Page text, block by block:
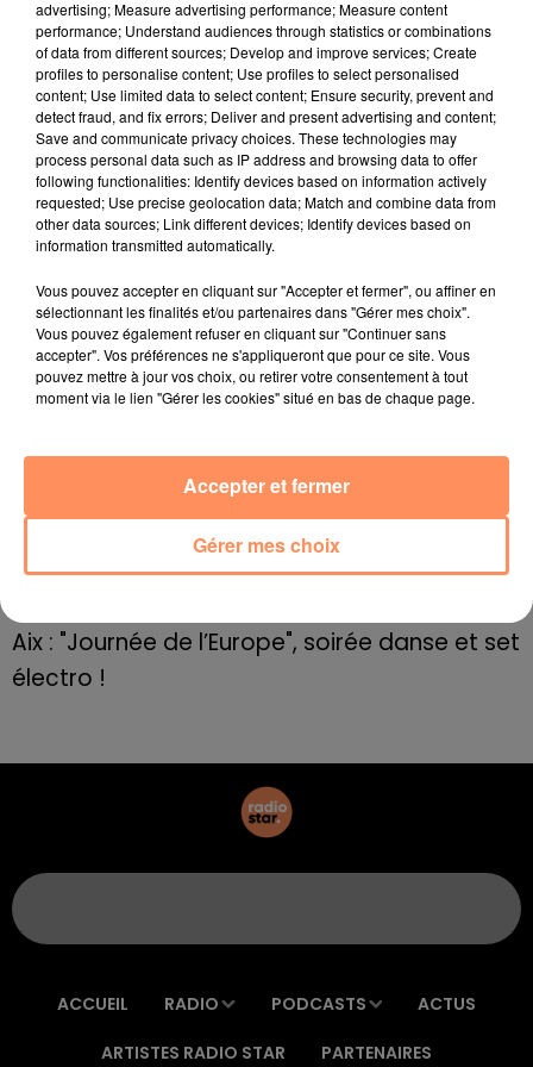
4 juillet 2022
Radio Star Live avec Dadju
27 juin 2022
Marseille : une application pour mettre en
relation extras et...
27 juin 2022
Le cocholed pour jouer à la pétanque
jusqu'au bout de la nuit !
10 mai 2022
Toulon : des quais électrifiés pour 2023 !
10 mai 2022
Cassis organise sa traditionnelle "Fête du vin"
8 mai 2022
Le rappeur marseillais Soprano invité de
E=M6
Aix : "Journée de l’Europe", soirée danse et set
électro !
ACCUEIL RADIO PODCASTS ACTUS
ARTISTES RADIO STAR PARTENAIRES
advertising; Measure advertising performance; Measure content
performance; Understand audiences through statistics or combinations
of data from different sources; Develop and improve services; Create
profiles to personalise content; Use profiles to select personalised
content; Use limited data to select content; Ensure security, prevent and
detect fraud, and fix errors; Deliver and present advertising and content;
Save and communicate privacy choices. These technologies may
process personal data such as IP address and browsing data to offer
following functionalities: Identify devices based on information actively
requested; Use precise geolocation data; Match and combine data from
other data sources; Link different devices; Identify devices based on
information transmitted automatically.
Vous pouvez accepter en cliquant sur "Accepter et fermer", ou affiner en
sélectionnant les finalités et/ou partenaires dans "Gérer mes choix".
Vous pouvez également refuser en cliquant sur "Continuer sans
accepter". Vos préférences ne s'appliqueront que pour ce site. Vous
pouvez mettre à jour vos choix, ou retirer votre consentement à tout
moment via le lien "Gérer les cookies" situé en bas de chaque page.
Gérer mes choix
Accepter et fermer